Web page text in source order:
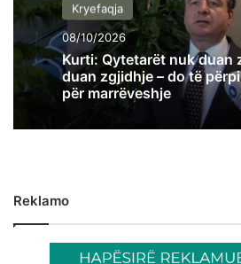
Kryefaqja
08/10/2026
Kurti: Qytetarët nuk duan
duan zgjidhje – do të
për marrëveshje
Reklamo